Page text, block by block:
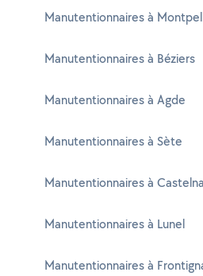
Manutentionnaires à
Manutentionnaires à Béziers
Manutentionnaires à Agde
Manutentionnaires à Sète
Manutentionnaires à
Manutentionnaires à Lunel
Manutentionnaires à